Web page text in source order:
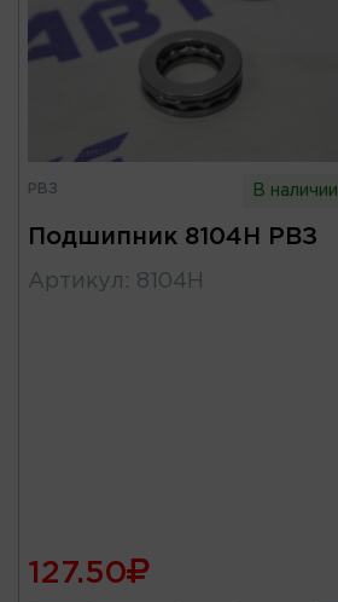
РВЗ В наличии
Подшипник 8104H РВЗ
Артикул : 8104H
127.50